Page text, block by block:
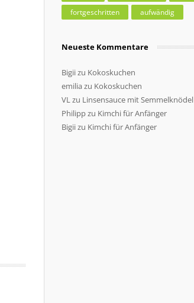
fortgeschritten
aufwändig
Neueste Kommentare
Bigiizu Kokoskuchen
emilia zu Kokoskuchen
VL zu Linsensauce mit Semmelknödel
Philippzu Kimchi für Anfänger
Bigiizu Kimchi für Anfänger